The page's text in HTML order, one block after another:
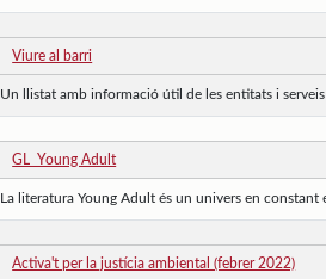
Viure al barri
Un llistat amb informació útil de les entitats i serveis
GL_Young Adult
La literatura Young Adult és un univers en constant
Activa't per la justícia ambiental (febrer 2022)